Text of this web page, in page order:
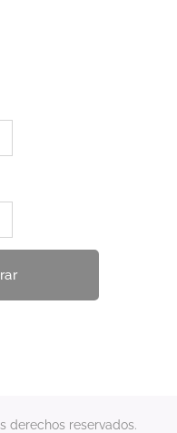
derechos reservados.